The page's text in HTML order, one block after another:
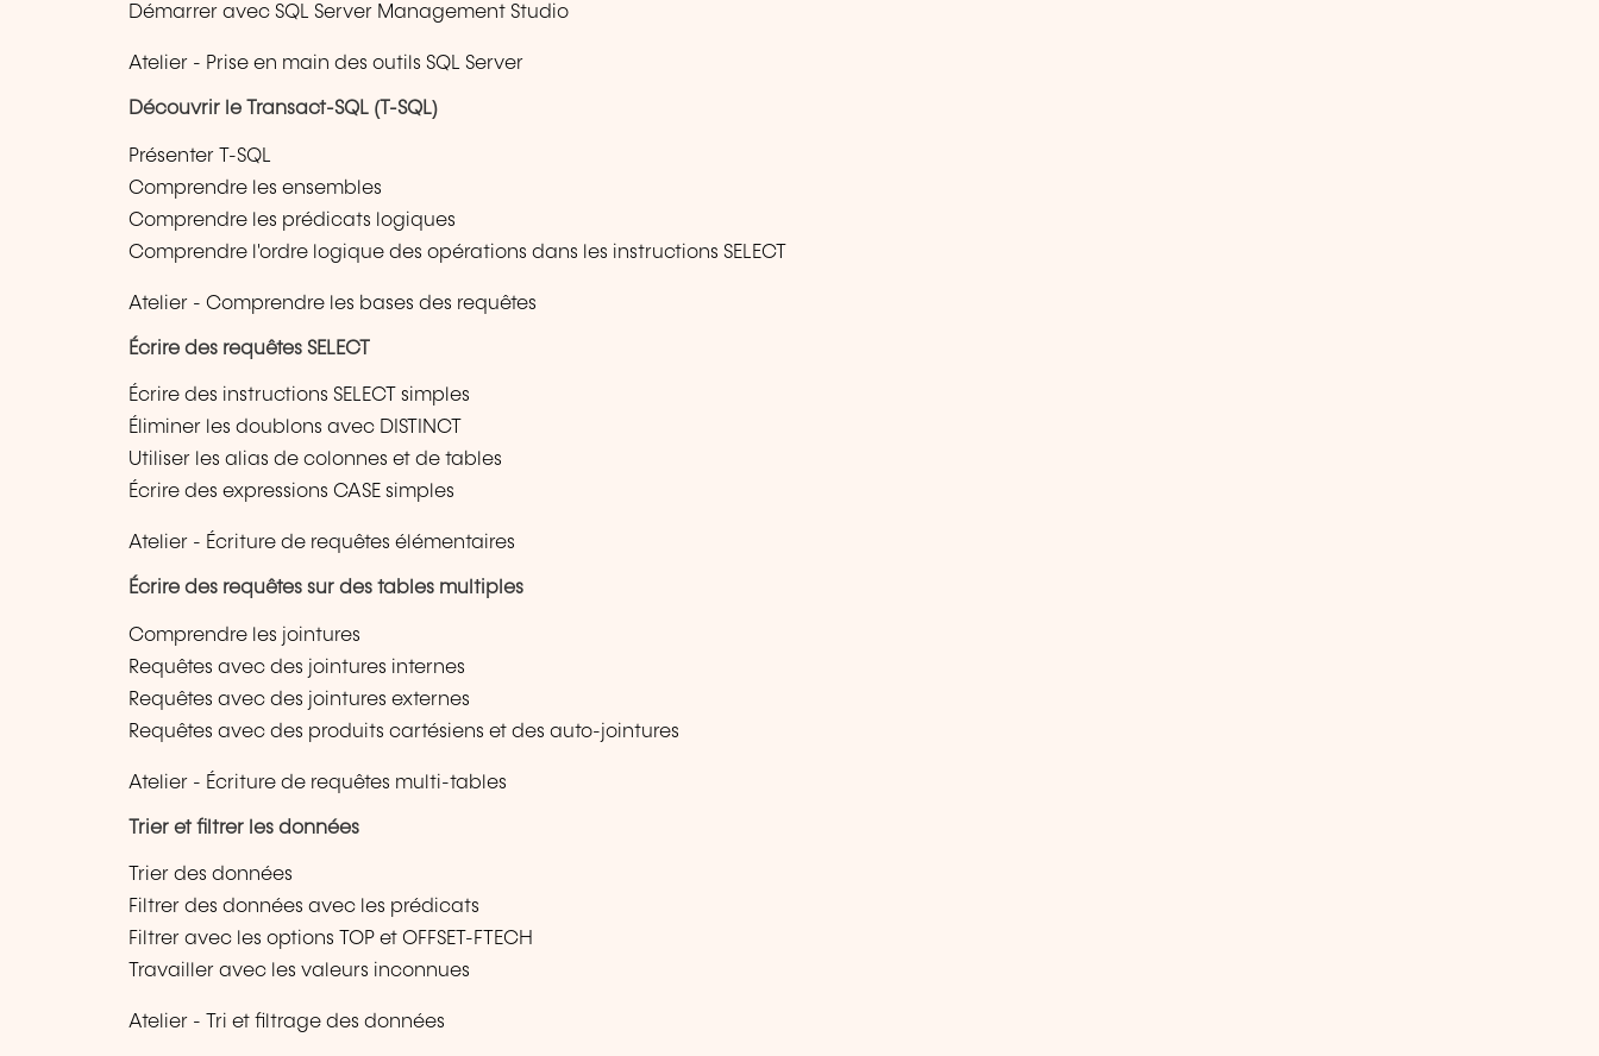
Démarrer avec SQL Server Management Studio
Atelier - Prise en main des outils SQL Server
Découvrir le Transact-SQL (T-SQL)
Présenter T-SQL
Comprendre les ensembles
Comprendre les prédicats logiques
Comprendre l'ordre logique des opérations dans les instructions SELECT
Atelier - Comprendre les bases des requêtes
Écrire des requêtes SELECT
Écrire des instructions SELECT simples
Éliminer les doublons avec DISTINCT
Utiliser les alias de colonnes et de tables
Écrire des expressions CASE simples
Atelier - Écriture de requêtes élémentaires
Écrire des requêtes sur des tables multiples
Comprendre les jointures
Requêtes avec des jointures internes
Requêtes avec des jointures externes
Requêtes avec des produits cartésiens et des auto-jointures
Atelier - Écriture de requêtes multi-tables
Trier et filtrer les données
Trier des données
Filtrer des données avec les prédicats
Filtrer avec les options TOP et OFFSET-FTECH
Travailler avec les valeurs inconnues
Atelier - Tri et filtrage des données